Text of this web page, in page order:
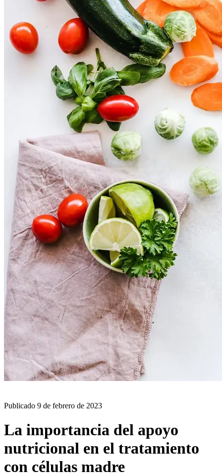
Publicado 9 de febrero de 2023
La importancia del apoyo
nutricional en el tratamiento
con células madre